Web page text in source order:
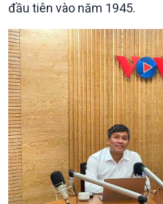
Tin Chính trị
Chính phủ với người dân
Quốc hội với cử tri
Xây dựng đảng
Đảng trong cuộc sống
Nhận diện sự thật
Pháp luật và đời sống
đầu tiên vào năm 1945.